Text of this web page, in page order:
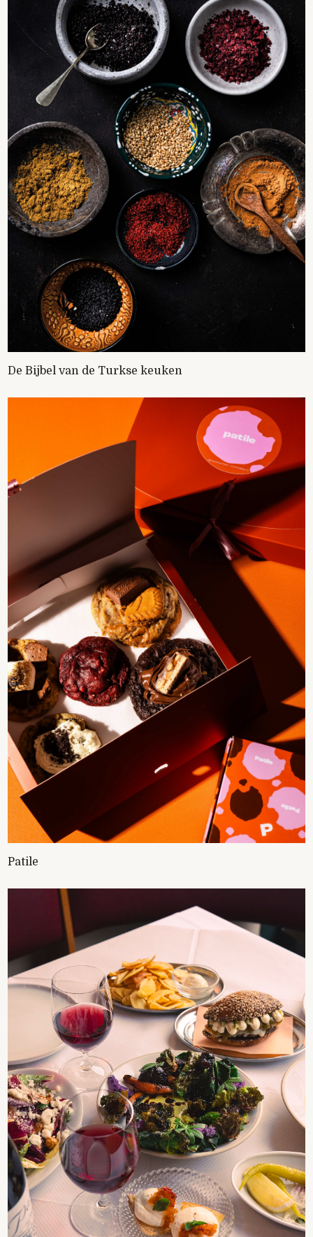
De Bijbel van de Turkse keuken
Patile